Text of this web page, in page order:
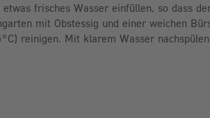
frisches Wasser einfüllen, so dass
mit Obstessig und einer weichen
reinigen. Mit klarem Wasser